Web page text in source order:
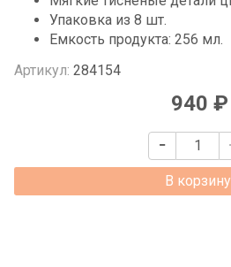
Упаковка из 8 шт.
Емкость продукта: 256 мл.
Артикул: 284154
940 ₽
В корзину